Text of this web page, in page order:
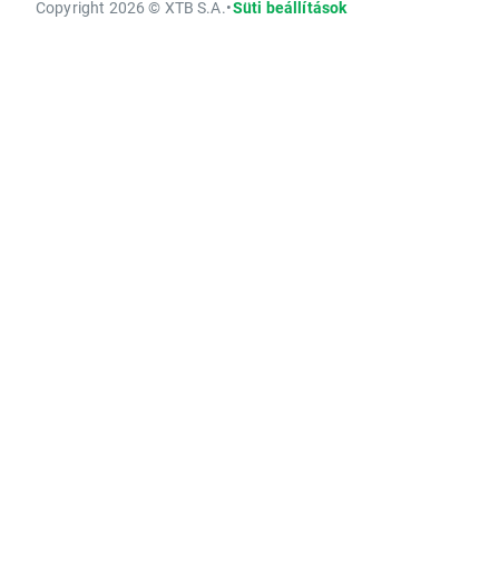
Copyright 2026 © XTB S.A.•Süti beállítások